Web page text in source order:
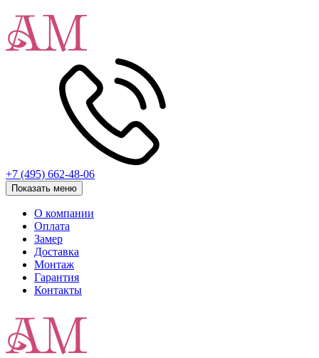
+7 (495) 662-48-06
Показать меню
О компании
Оплата
Замер
Доставка
Монтаж
Гарантия
Контакты